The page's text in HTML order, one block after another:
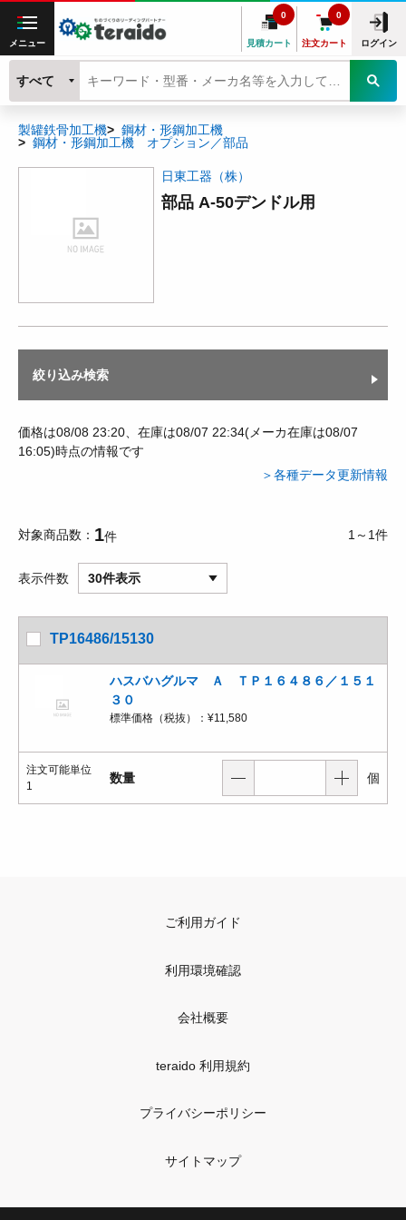
メニュー 見積カート
0
注文カート
0
ログイン
すべて
製罐鉄骨加工機
鋼材・形鋼加工機
鋼材・形鋼加工機 オプション／部品
日東工器（株）
部品 A-50デンドル用
絞り込み検索
価格は08/08 23:20、在庫は08/07 22:34(メーカ在庫は08/07
16:05)時点の情報です
＞各種データ更新情報
対象商品数 1件 1～1件
表示件数 30件表示
TP16486/15130
ハスバハグルマ Ａ ＴＰ１６４８６／１５１
３０
標準価格（税抜）： ¥11,580
注文可能単位
1
数量 個
ご利用ガイド
利用環境確認
会社概要
teraido 利用規約
プライバシーポリシー
サイトマップ